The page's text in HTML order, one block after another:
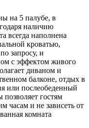
на 5 палубе, в
наличию
всегда наполнена
кроватью,
запросу, и
с эффектом живого
диваном и
балконе, отдых в
или послеобеденный
гостям
часам и не зависеть от
комната